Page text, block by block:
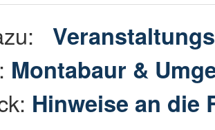
Montabaur &
Hinweise an die